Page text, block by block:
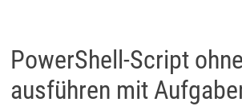
PowerShell-Script
ausführen mit